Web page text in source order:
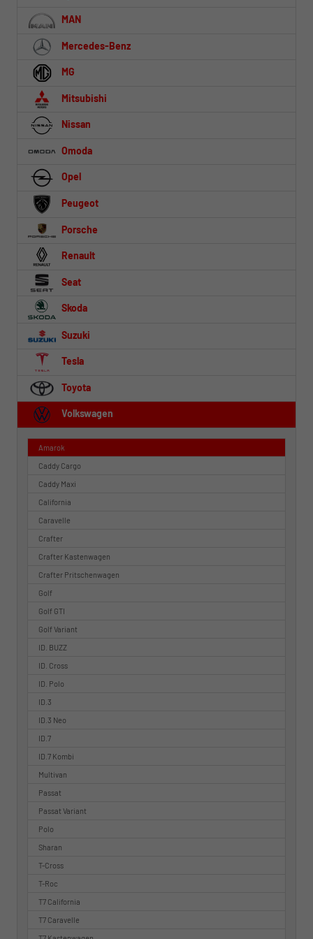
MAN
Mercedes-Benz
MG
Mitsubishi
Nissan
Omoda
Opel
Peugeot
Porsche
Renault
Seat
Skoda
Suzuki
Tesla
Toyota
Volkswagen
Amarok
Caddy Cargo
Caddy Maxi
California
Caravelle
Crafter
Crafter Kastenwagen
Crafter Pritschenwagen
Golf
Golf GTI
Golf Variant
ID. BUZZ
ID. Cross
ID. Polo
ID.3
ID.3 Neo
ID.7
ID.7 Kombi
Multivan
Passat
Passat Variant
Polo
Sharan
T-Cross
T-Roc
T7 California
T7 Caravelle